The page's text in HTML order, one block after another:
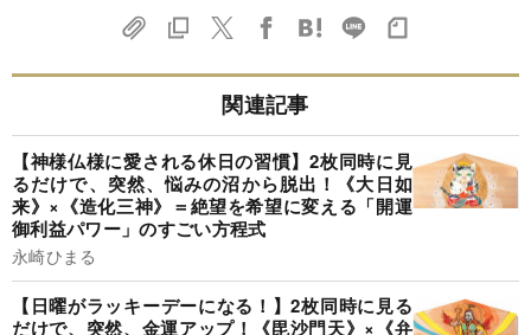
関連記事
【神様仏様に愛される休日の習慣】2枚同時に見
るだけで、突然、悩みの沼から脱出！《大日如
来》×《造化三神》＝絶望を希望に変える「開運
御利益パワー」のすごい方程式
永崎ひまる
【日曜がラッキーデーになる！】2枚同時に見る
だけで、突然、金運アップ！《毘沙門天》×《弁